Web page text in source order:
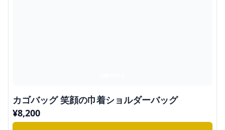
カゴバッグ 笑顔の巾着ショルダーバッグ
¥8,200